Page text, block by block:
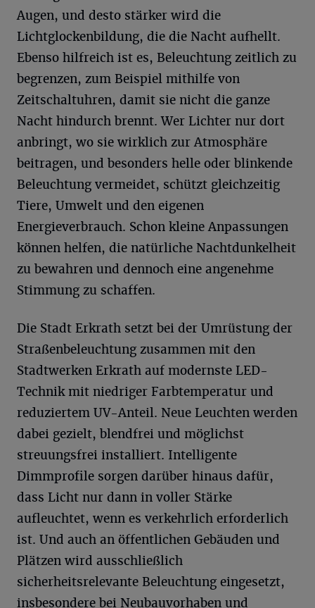
Augen, und desto stärker wird die
Lichtglockenbildung, die die Nacht aufhellt.
Ebenso hilfreich ist es, Beleuchtung zeitlich zu
begrenzen, zum Beispiel mithilfe von
Zeitschaltuhren, damit sie nicht die ganze
Nacht hindurch brennt. Wer Lichter nur dort
anbringt, wo sie wirklich zur Atmosphäre
beitragen, und besonders helle oder blinkende
Beleuchtung vermeidet, schützt gleichzeitig
Tiere, Umwelt und den eigenen
Energieverbrauch. Schon kleine Anpassungen
können helfen, die natürliche Nachtdunkelheit
zu bewahren und dennoch eine angenehme
Stimmung zu schaffen.
Die Stadt Erkrath setzt bei der Umrüstung der
Straßenbeleuchtung zusammen mit den
Stadtwerken Erkrath auf modernste LED-
Technik mit niedriger Farbtemperatur und
reduziertem UV-Anteil. Neue Leuchten werden
dabei gezielt, blendfrei und möglichst
streuungsfrei installiert. Intelligente
Dimmprofile sorgen darüber hinaus dafür,
dass Licht nur dann in voller Stärke
aufleuchtet, wenn es verkehrlich erforderlich
ist. Und auch an öffentlichen Gebäuden und
Plätzen wird ausschließlich
sicherheitsrelevante Beleuchtung eingesetzt,
insbesondere bei Neubauvorhaben und